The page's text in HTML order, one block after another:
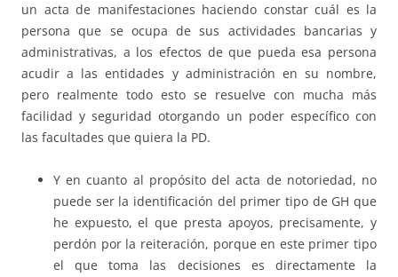
un acta de manifestaciones haciendo constar cuál es la
persona que se ocupa de sus actividades bancarias y
administrativas, a los efectos de que pueda esa persona
acudir a las entidades y administración en su nombre,
pero realmente todo esto se resuelve con mucha más
facilidad y seguridad otorgando un poder específico con
las facultades que quiera la PD.
Y en cuanto al propósito del acta de notoriedad, no
puede ser la identificación del primer tipo de GH que
he expuesto, el que presta apoyos, precisamente, y
perdón por la reiteración, porque en este primer tipo
el que toma las decisiones es directamente la